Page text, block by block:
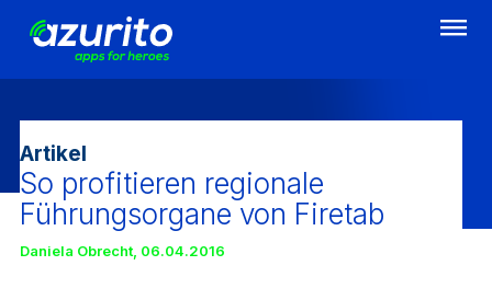
zum
Artikel
So profitieren regionale
Führungsorgane von Firetab
Daniela Obrecht, 06.04.2016